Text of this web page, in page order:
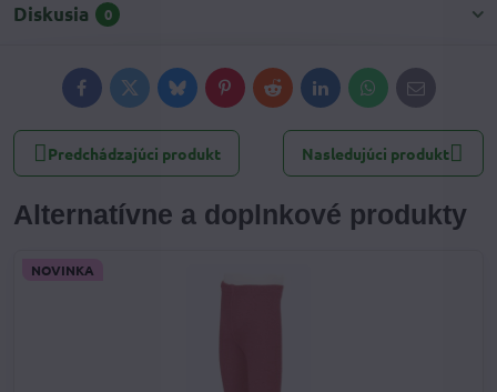
Diskusia 0
FacebookTwitterBlueskyPinterestRedditLinkedInWhatsApp
E-
mail
Predchádzajúci produkt Nasledujúci produkt
Alternatívne a doplnkové produkty
NOVINKA